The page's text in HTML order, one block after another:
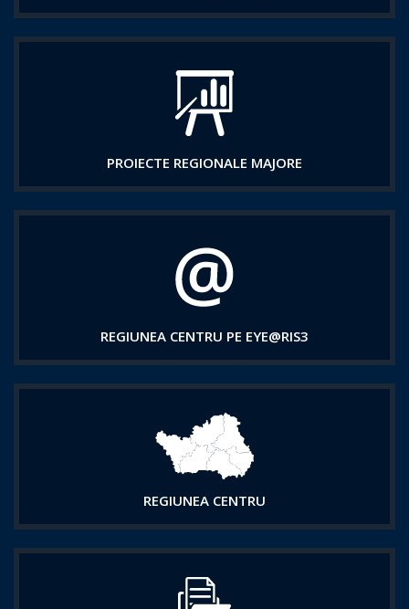
PROIECTE REGIONALE MAJORE
REGIUNEA CENTRU PE EYE@RIS3
REGIUNEA CENTRU